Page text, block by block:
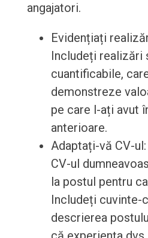
angajatori.
Evidențiați
Includeți realizări
cuantificabile,
demonstreze
pe care l-ați avut
anterioare.
Adaptați-vă CV-
CV-ul
la postul pentru
Includeți cuvinte-
descrierea